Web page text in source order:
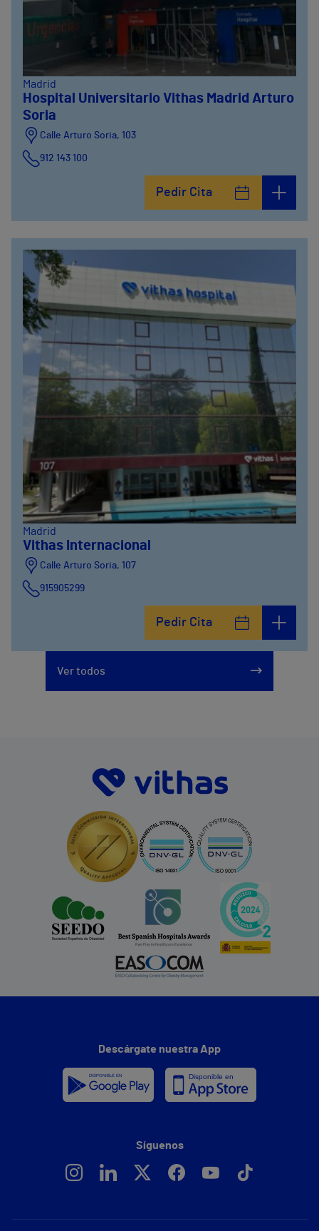
Madrid
Hospital Universitario Vithas Madrid Arturo
Soria
Calle Arturo Soria, 103
912 143 100
912 143 100
Pedir Cita
Madrid
Vithas Internacional
Calle Arturo Soria, 107
915905299
Pedir Cita
Ver todos
Descárgate nuestra App
Síguenos